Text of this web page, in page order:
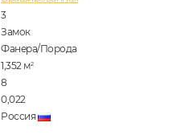
3
Замок
Фанера/Порода
1,352 м2
8
0,022
Россия